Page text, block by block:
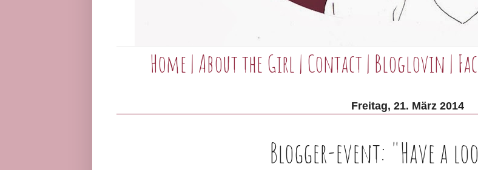
Home|About the Girl | Contact| Bloglovin |
Freitag, 21. März 2014
Blogger-event: "Have a